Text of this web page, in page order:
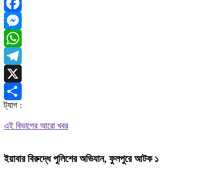
Facebook
Messenger
WhatsApp
Telegram
X
Share
ট্যাগ :
এই বিভাগের আরো খবর
ইয়াবার বিরুদ্ধে পুলিশের অভিযান, ফুলপুরে আটক ১